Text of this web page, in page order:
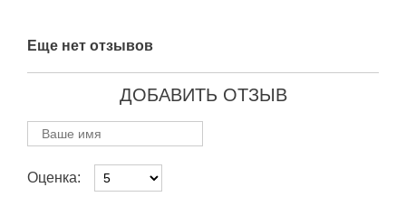
Еще нет отзывов
ДОБАВИТЬ ОТЗЫВ
Оценка: